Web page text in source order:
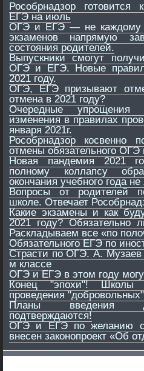
Рособрнадзор готовится
ЕГЭ на июль
ОГЭ и ЕГЭ — не каждому
экзаменов напрямую
состояния родителей.
Выпускники смогут
ОГЭ и ЕГЭ. Новые правила выдачи аттестатов в
2021 году.
ОГЭ, ЕГЭ призывают отменить. Возможна ли их
отмена в 2021 году?
Очередные
изменения в правилах
января 2021г.
Рособрнадзор косвенно
Новая пандемия 2021
полному коллапсу образования. Перспективы
окончания учебного года
Вопросы от родителей
школе. Отвечает
Какие экзамены и как
2021 году?
Раскладываем все «по
Обязательного ЕГЭ по
Страсти по ОГЭ. А.
м классе
ОГЭ и ЕГЭ в этом году
Конец "эпохи"! Школы хотят
проведения
Планы введения
подтверждаются!
ОГЭ и ЕГЭ по желанию с
внесен законопроект «Об